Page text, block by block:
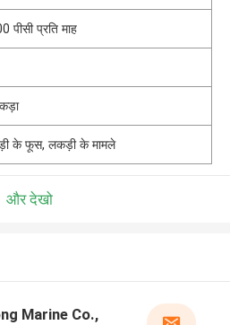
पीसी प्रति माह
के फूस, लकड़ी के मामले
और देखो
Marine Co.,